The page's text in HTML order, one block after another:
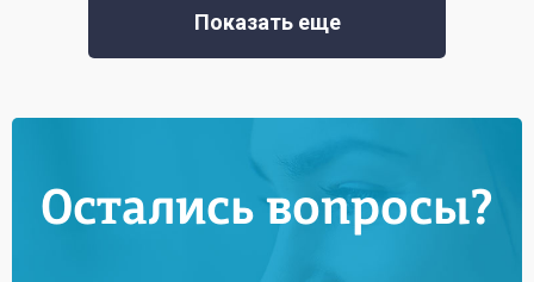
Показать еще
Остались вопросы?